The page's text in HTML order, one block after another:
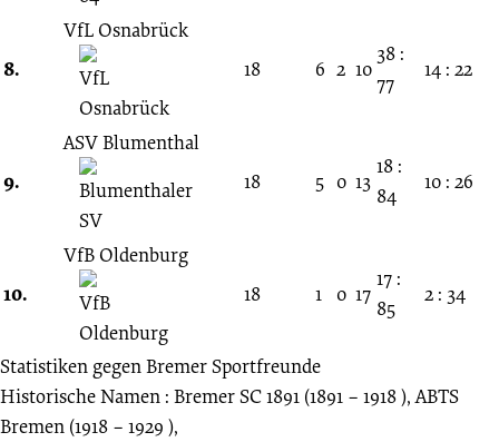
8.
VfL Osnabrück
18
6 2 10
38 :
77
14 : 22
9.
ASV Blumenthal
18
5 0 13
18 :
84
10 : 26
10.
VfB Oldenburg
18
1 0 17
17 :
85
2 : 34
Statistiken gegenBremer Sportfreunde
Historische Namen : Bremer SC 1891 (1891 – 1918 ), ABTS
Bremen (1918 – 1929 ),